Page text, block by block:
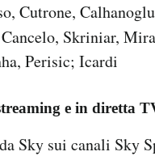
Cutrone, Calhanoglu
Skriniar,
Perisic; Icardi
e in diretta
Sky sui canali Sky